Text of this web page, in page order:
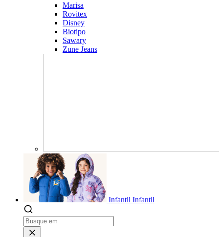
Marisa
Rovitex
Disney
Biotipo
Sawary
Zune Jeans
Infantil Infantil